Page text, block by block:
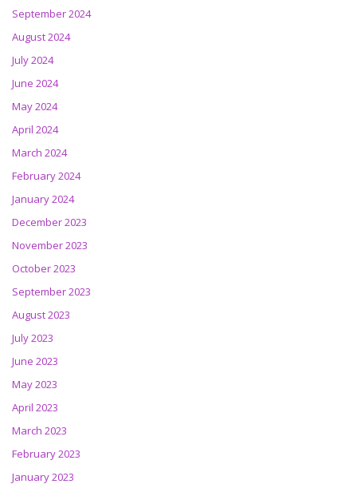
September 2024
August 2024
July 2024
June 2024
May 2024
April 2024
March 2024
February 2024
January 2024
December 2023
November 2023
October 2023
September 2023
August 2023
July 2023
June 2023
May 2023
April 2023
March 2023
February 2023
January 2023